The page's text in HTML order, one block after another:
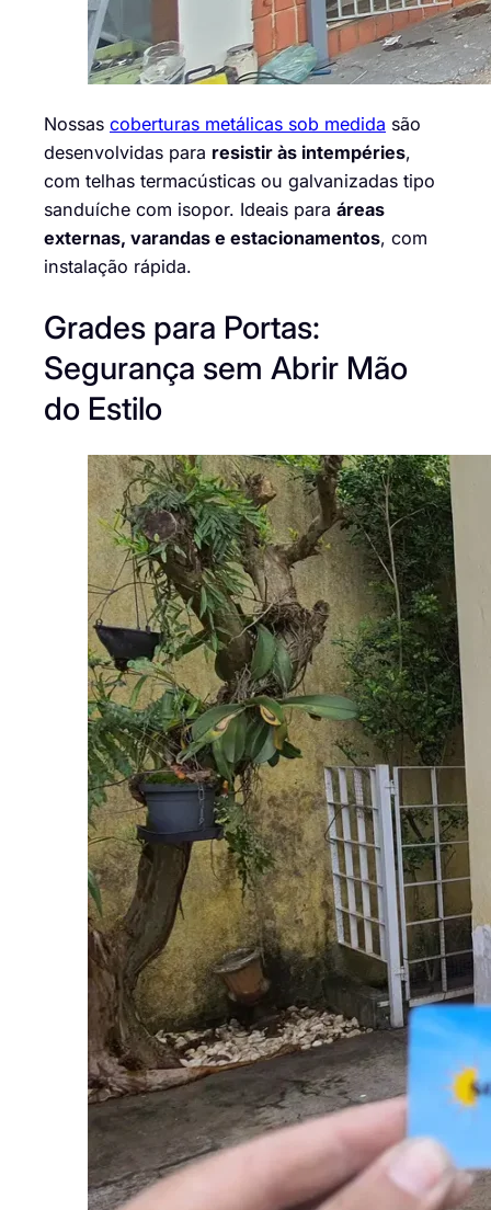
Nossas coberturas metálicas sob medida são
desenvolvidas para resistir às intempéries,
com telhas termacústicas ou galvanizadas tipo
sanduíche com isopor. Ideais para áreas
externas, varandas e estacionamentos, com
instalação rápida.
Grades para Portas:
Segurança sem Abrir Mão
do Estilo